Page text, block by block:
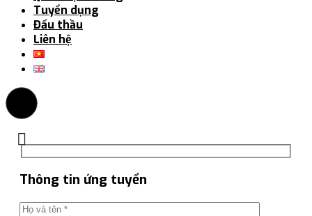
Tuyển dụng
Đấu thầu
Liên hệ
Thông tin ứng tuyển